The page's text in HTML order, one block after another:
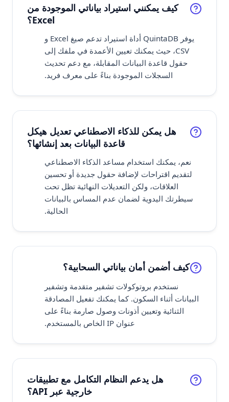
كيف يمكنني استيراد بياناتي الموجودة من
Excel؟
يوفر QuintaDB أداة استيراد تدعم صيغ Excel و
CSV، حيث يمكنك تعيين الأعمدة في ملفك إلى
حقول قاعدة البيانات المقابلة، مع دعم تحديث
السجلات الموجودة بناءً على معرف فريد.
هل يمكن للذكاء الاصطناعي تعديل هيكل
قاعدة البيانات بعد إنشائها؟
نعم، يمكنك استخدام مساعد الذكاء الاصطناعي
لتقديم اقتراحات لإضافة حقول جديدة أو تحسين
العلاقات، ولكن التعديلات النهائية تظل تحت
سيطرتك اليدوية لضمان عدم المساس بالبيانات
الحالية.
كيف أضمن أمان بياناتي السحابية؟
نستخدم بروتوكولات تشفير متقدمة وتشفير
البيانات أثناء السكون. كما يمكنك تفعيل المصادقة
الثنائية وتعيين أذونات وصول صارمة بناءً على
عنوان IP الخاص بالمستخدم.
هل يدعم النظام التكامل مع تطبيقات
خارجية عبر API؟